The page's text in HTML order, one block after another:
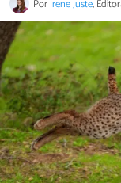
PorIrene Juste,